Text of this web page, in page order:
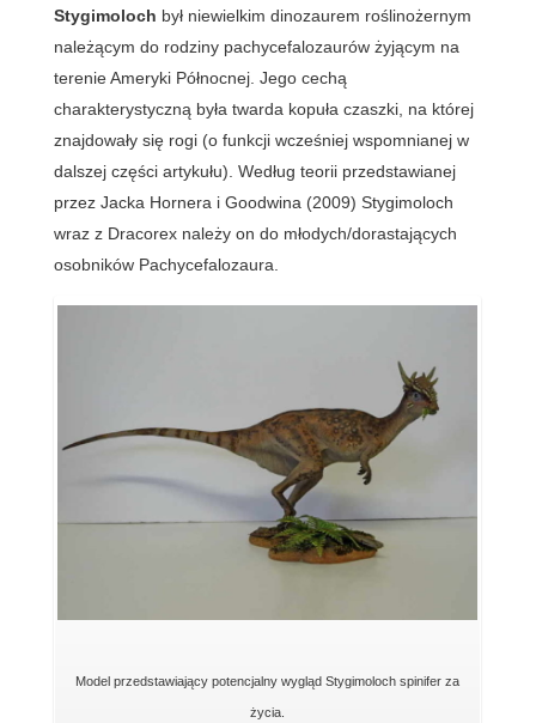
Stygimoloch był niewielkim dinozaurem roślinożernym
należącym do rodziny pachycefalozaurów żyjącym na
terenie Ameryki Północnej. Jego cechą
charakterystyczną była twarda kopuła czaszki, na której
znajdowały się rogi (o funkcji wcześniej wspomnianej w
dalszej części artykułu). Według teorii przedstawianej
przez Jacka Hornera i Goodwina (2009) Stygimoloch
wraz z Dracorex należy on do młodych/dorastających
osobników Pachycefalozaura.
Model przedstawiający potencjalny wygląd Stygimoloch spinifer za
życia.